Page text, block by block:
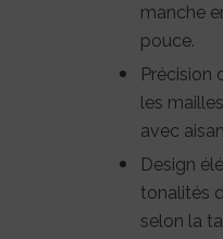
manche
pouce.
Précision
les
avec
Design
tonalités
selon la